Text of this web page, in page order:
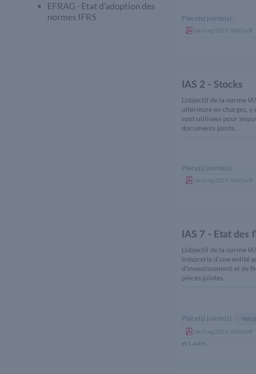
EFRAG - Etat d'adoption des
normes IFRS
Pièce(s) jointe(s) :
Ias 1 reg 2023-1803.pdf
IAS 2 - Stocks
L’objectif de la norme
ultérieure en charges,
sont utilisées pour
documents joints.
Pièce(s) jointe(s) :
Ias 2 reg 2023-1803.pdf
IAS 7 - Etat des
L'objectif de la norme
trésorerie d'une entité
d'investissement et de
pièces jointes.
Pièce(s) jointe(s) : Voir
Ias 7 reg 2023-1803.pdf
et 1 autre...